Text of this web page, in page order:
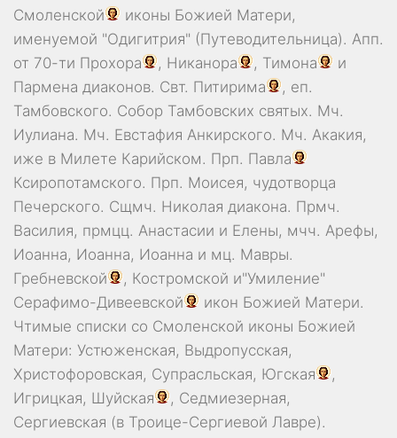
Смоленской
иконы Божией Матери,
именуемой "Одигитрия" (Путеводительница). Апп.
от 70-ти Прохора , Никанора , Тимона
и
Пармена диаконов. Свт. Питирима
, еп.
Тамбовского. Собор Тамбовских святых. Мч.
Иулиана. Мч. Евстафия Анкирского. Мч. Акакия,
иже в Милете Карийском. Прп. Павла
Ксиропотамского. Прп. Моисея, чудотворца
Печерского. Сщмч. Николая диакона. Прмч.
Василия, прмцц. Анастасии и Елены, мчч. Арефы,
Иоанна, Иоанна, Иоанна и мц. Мавры.
Гребневской
, Костромской и"Умиление"
Серафимо-Дивеевской
икон Божией Матери.
Чтимые списки со Смоленской иконы Божией
Матери: Устюженская, Выдропусская,
Христофоровская, Супрасльская, Югская
,
Игрицкая, Шуйская , Седмиезерная,
Сергиевская (в Троице-Сергиевой Лавре).